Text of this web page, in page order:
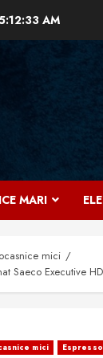
AM
MARI
mici
Saeco Executive
mici